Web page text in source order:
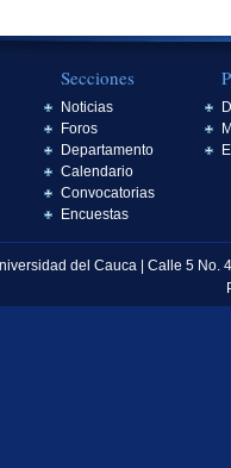
Secciones
Noticias
Foros
Departamento
Calendario
Convocatorias
Encuestas
del Cauca | Calle 5 No.